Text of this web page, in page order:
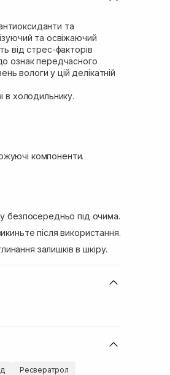
та
та освіжаючий
від стрес-факторів
ознак передчасного
вологи у цій делікатній
в холодильнику.
компоненти.
безпосередньо під очима.
після використання.
залишків в шкіру.
Ресвератрол